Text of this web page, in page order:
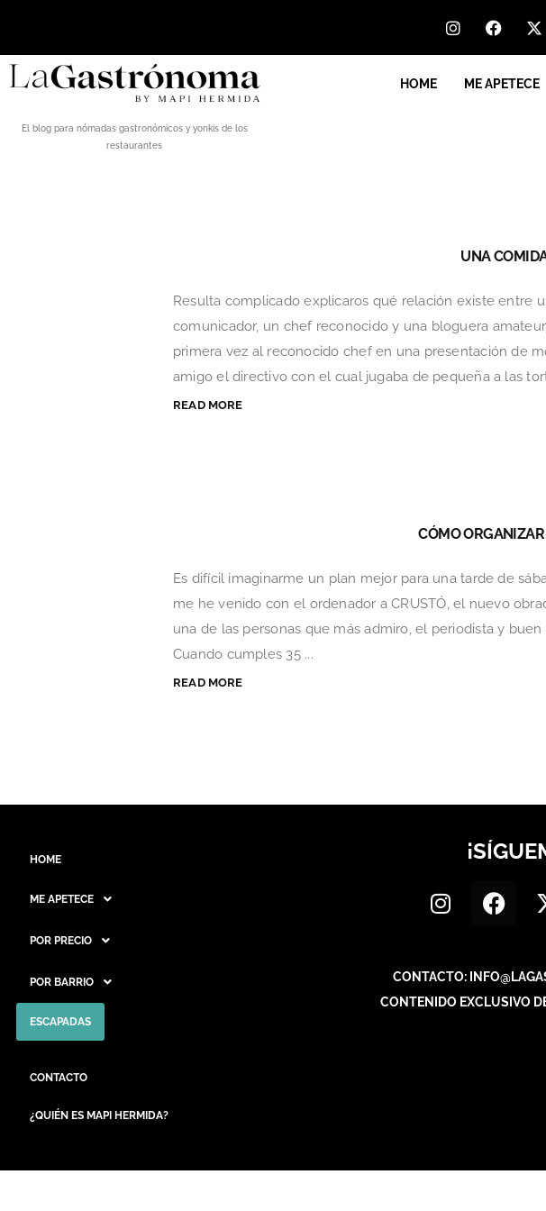
El blog para nómadas gastronómicos y yonkis de los
restaurantes
HOME ME APETECE
UNA
Resulta complicado explicaros qué relación existe entre
comunicador, un chef reconocido y una bloguera
primera vez al reconocido chef en una presentación de
amigo el directivo con el cual jugaba de pequeña a las
READ MORE
CÓMO
Es difícil imaginarme un plan mejor para una tarde de
me he venido con el ordenador a CRUSTÓ, el nuevo
una de las personas que más admiro, el periodista y
Cuando cumples 35 ...
READ MORE
HOME
ME APETECE
POR PRECIO
POR BARRIO
ESCAPADAS
CONTACTO
¿QUIÉN ES MAPI HERMIDA?
CONTACTO:
CONTENIDO EXCLUSIVO